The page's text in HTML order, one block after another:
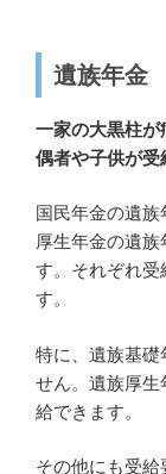
遺族年金
一家の大黒柱
偶者や子供が受
国民年金の遺族
厚生年金の遺
す。それぞれ
す。
特に、遺族基礎
せん。遺族厚生
給できます。
その他にも受